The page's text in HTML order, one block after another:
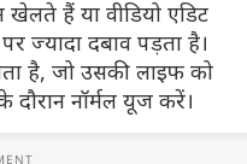
हैं या वीडियो एडिट
ज्यादा दबाव पड़ता है।
है, जो उसकी लाइफ को
नॉर्मल यूज करें।